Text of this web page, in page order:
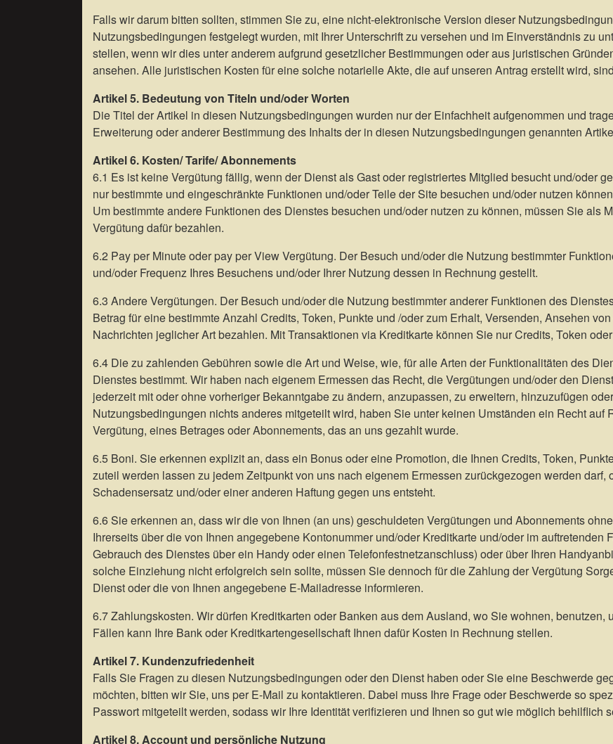
Falls wir darum bitten sollten, stimmen Sie zu, eine nicht-elektronische Version dieser
Nutzungsbedingungen festgelegt wurden, mit Ihrer Unterschrift zu versehen und im Einverständnis zu
stellen, wenn wir dies unter anderem aufgrund gesetzlicher Bestimmungen oder aus juristischen
ansehen. Alle juristischen Kosten für eine solche notarielle Akte, die auf unseren Antrag erstellt wird,
Artikel 5. Bedeutung von Titeln und/oder Worten
Die Titel der Artikel in diesen Nutzungsbedingungen wurden nur der Einfachheit aufgenommen und
Erweiterung oder anderer Bestimmung des Inhalts der in diesen Nutzungsbedingungen genannten
Artikel 6. Kosten/ Tarife/ Abonnements
6.1 Es ist keine Vergütung fällig, wenn der Dienst als Gast oder registriertes Mitglied besucht und/oder
nur bestimmte und eingeschränkte Funktionen und/oder Teile der Site besuchen und/oder nutzen
Um bestimmte andere Funktionen des Dienstes besuchen und/oder nutzen zu können, müssen Sie als
Vergütung dafür bezahlen.
6.2 Pay per Minute oder pay per View Vergütung. Der Besuch und/oder die Nutzung bestimmter
und/oder Frequenz Ihres Besuchens und/oder Ihrer Nutzung dessen in Rechnung gestellt.
6.3 Andere Vergütungen. Der Besuch und/oder die Nutzung bestimmter anderer Funktionen des
Betrag für eine bestimmte Anzahl Credits, Token, Punkte und /oder zum Erhalt, Versenden, Ansehen
Nachrichten jeglicher Art bezahlen. Mit Transaktionen via Kreditkarte können Sie nur Credits, Token
6.4 Die zu zahlenden Gebühren sowie die Art und Weise, wie, für alle Arten der Funktionalitäten des
Dienstes bestimmt. Wir haben nach eigenem Ermessen das Recht, die Vergütungen und/oder den
jederzeit mit oder ohne vorheriger Bekanntgabe zu ändern, anzupassen, zu erweitern, hinzuzufügen
Nutzungsbedingungen nichts anderes mitgeteilt wird, haben Sie unter keinen Umständen ein Recht auf
Vergütung, eines Betrages oder Abonnements, das an uns gezahlt wurde.
6.5 Boni. Sie erkennen explizit an, dass ein Bonus oder eine Promotion, die Ihnen Credits, Token,
zuteil werden lassen zu jedem Zeitpunkt von uns nach eigenem Ermessen zurückgezogen werden
Schadensersatz und/oder einer anderen Haftung gegen uns entsteht.
6.6 Sie erkennen an, dass wir die von Ihnen (an uns) geschuldeten Vergütungen und Abonnements
Ihrerseits über die von Ihnen angegebene Kontonummer und/oder Kreditkarte und/oder im
Gebrauch des Dienstes über ein Handy oder einen Telefonfestnetzanschluss) oder über Ihren
solche Einziehung nicht erfolgreich sein sollte, müssen Sie dennoch für die Zahlung der Vergütung
Dienst oder die von Ihnen angegebene E-Mailadresse informieren.
6.7 Zahlungskosten. Wir dürfen Kreditkarten oder Banken aus dem Ausland, wo Sie wohnen, benutzen,
Fällen kann Ihre Bank oder Kreditkartengesellschaft Ihnen dafür Kosten in Rechnung stellen.
Artikel 7. Kundenzufriedenheit
Falls Sie Fragen zu diesen Nutzungsbedingungen oder den Dienst haben oder Sie eine Beschwerde
möchten, bitten wir Sie, uns per E-Mail zu kontaktieren. Dabei muss Ihre Frage oder Beschwerde so
Passwort mitgeteilt werden, sodass wir Ihre Identität verifizieren und Ihnen so gut wie möglich behilflich
Artikel 8. Account und persönliche Nutzung